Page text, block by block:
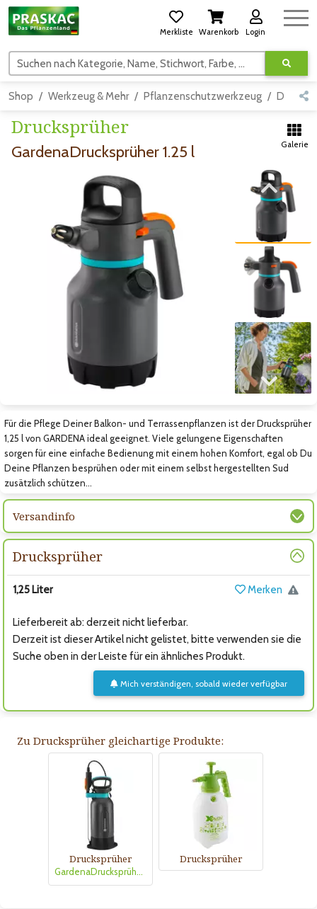
Merkliste Warenkorb Login
Suchen nach Kategorie, Name, Stichwort, Farbe, usw.
Shop Werkzeug & Mehr Pflanzenschutzwerkzeug Detail
Drucksprüher
GardenaDrucksprüher 1.25 l Galerie
Zum vorigen Bild Zum nächsten Bild
Zum vorigen Bild
Zum nächsten Bild
Für die Pflege Deiner Balkon- und Terrassenpflanzen ist der Drucksprüher
1,25 l von GARDENA ideal geeignet. Viele gelungene Eigenschaften
sorgen für eine einfache Bedienung mit einem hohen Komfort, egal ob Du
Deine Pflanzen besprühen oder mit einem selbst hergestellten Sud
zusätzlich schützen…
Versandinfo
Drucksprüher
1,25 Liter Merken
Lieferbereit ab: derzeit nicht lieferbar.
Derzeit ist dieser Artikel nicht gelistet, bitte verwenden sie die
Suche oben in der Leiste für ein ähnliches Produkt.
Mich verständigen, sobald wieder verfügbar
Zu Drucksprüher gleichartige Produkte:
Drucksprüher
GardenaDrucksprüher 5 l
Drucksprüher